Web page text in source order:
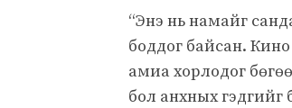
“Энэ нь намайг
боддог байсан.
амиа хорлодог
бол анхных гэдгийг